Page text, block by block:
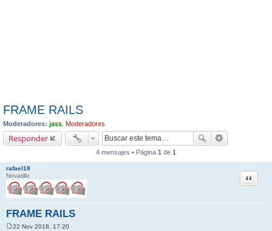
FRAME RAILS
Moderadores: jass Moderadores
Responder
4 mensajes • Página 1 de 1
rafael18
Novatillo
FRAME RAILS
Citar
22 Nov 2018, 17:20